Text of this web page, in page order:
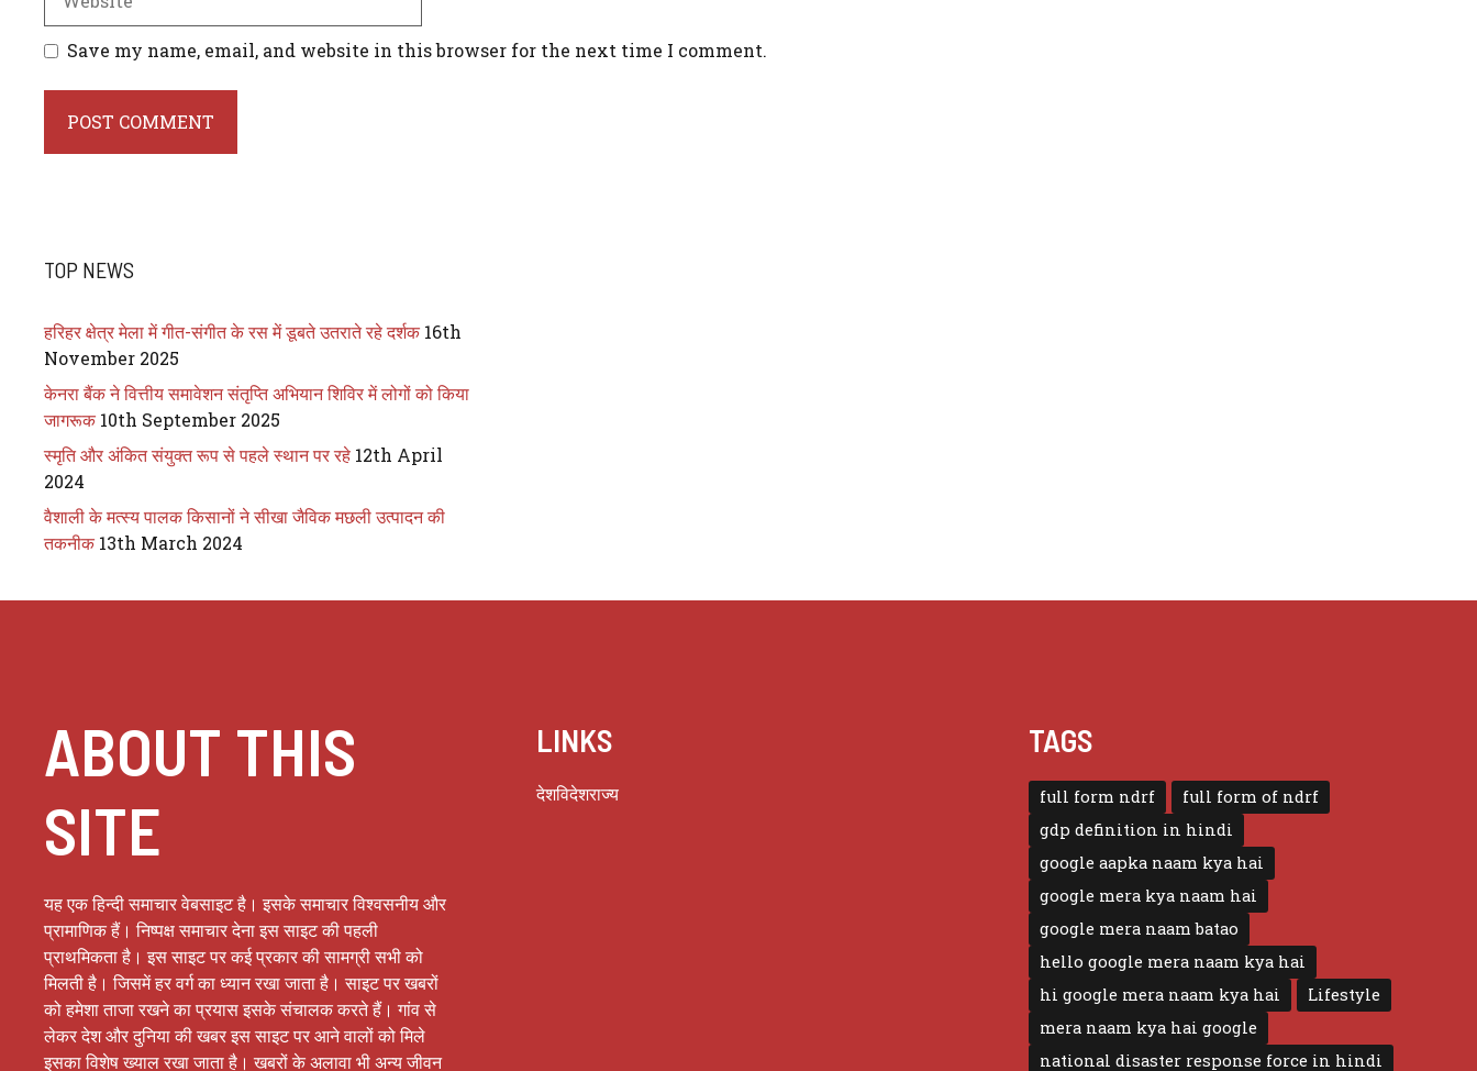
Save my name, email, and website in this browser for the next time I comment.
TOP NEWS
हरिहर क्षेत्र मेला में गीत-संगीत के रस में डूबते उतराते रहे दर्शक 16th
November 2025
केनरा बैंक ने वित्तीय समावेशन संतृप्ति अभियान शिविर में लोगों को किया
जागरूक 10th September 2025
स्मृति और अंकित संयुक्त रूप से पहले स्थान पर रहे 12th April
2024
वैशाली के मत्स्य पालक किसानों ने सीखा जैविक मछली उत्पादन की
तकनीक 13th March 2024
ABOUT THIS
SITE
यह एक हिन्दी समाचार वेबसाइट है। इसके समाचार विश्वसनीय और
प्रामाणिक हैं। निष्पक्ष समाचार देना इस साइट की पहली
प्राथमिकता है। इस साइट पर कई प्रकार की सामग्री सभी को
मिलती है। जिसमें हर वर्ग का ध्यान रखा जाता है। साइट पर खबरों
को हमेशा ताजा रखने का प्रयास इसके संचालक करते हैं। गांव से
लेकर देश और दुनिया की खबर इस साइट पर आने वालों को मिले
इसका विशेष ख्याल रखा जाता है। खबरों के अलावा भी अन्य जीवन
LINKS
देशविदेशराज्य
TAGS
full form ndrf
full form of ndrf
gdp definition in hindi
google aapka naam kya hai
google mera kya naam hai
google mera naam batao
hello google mera naam kya hai
hi google mera naam kya hai
Lifestyle
mera naam kya hai google
national disaster response force in hindi